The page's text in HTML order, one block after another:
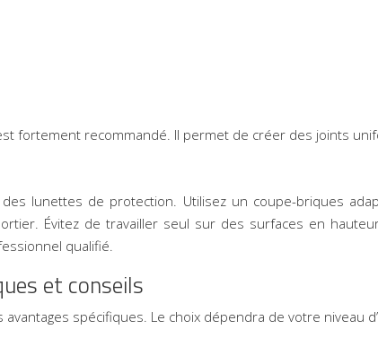
fortement recommandé. Il permet de créer des joints
lunettes de protection. Utilisez un coupe-briques
Évitez de travailler seul sur des surfaces en
qualifié.
et conseils
spécifiques. Le choix dépendra de votre niveau